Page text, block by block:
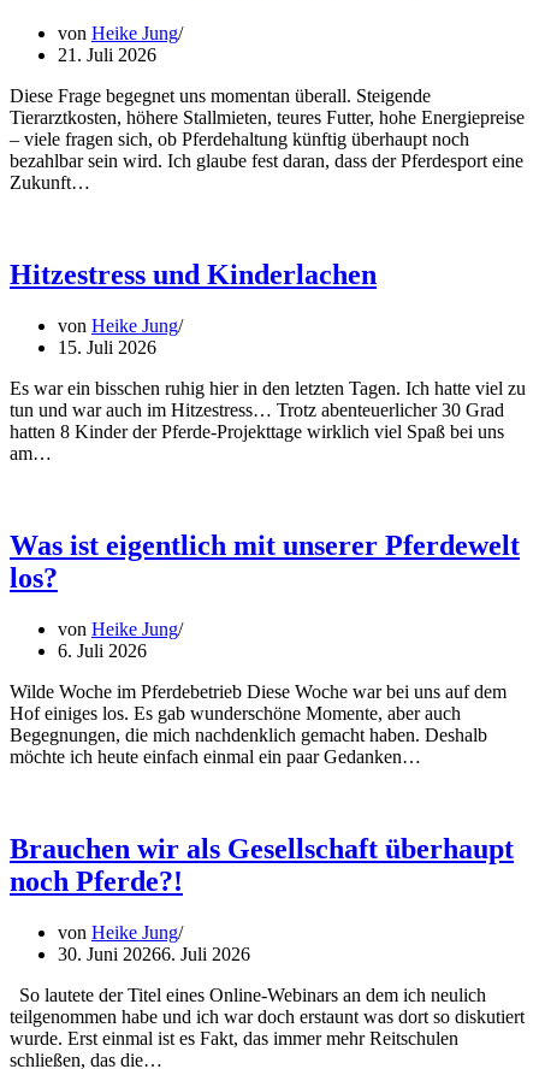
von Heike Jung
21. Juli 2026
Diese Frage begegnet uns momentan überall. Steigende
Tierarztkosten, höhere Stallmieten, teures Futter, hohe Energiepreise
– viele fragen sich, ob Pferdehaltung künftig überhaupt noch
bezahlbar sein wird. Ich glaube fest daran, dass der Pferdesport eine
Zukunft…
Hitzestress und Kinderlachen
von Heike Jung
15. Juli 2026
Es war ein bisschen ruhig hier in den letzten Tagen. Ich hatte viel zu
tun und war auch im Hitzestress… Trotz abenteuerlicher 30 Grad
hatten 8 Kinder der Pferde-Projekttage wirklich viel Spaß bei uns
am…
Was ist eigentlich mit unserer Pferdewelt
los?
von Heike Jung
6. Juli 2026
Wilde Woche im Pferdebetrieb Diese Woche war bei uns auf dem
Hof einiges los. Es gab wunderschöne Momente, aber auch
Begegnungen, die mich nachdenklich gemacht haben. Deshalb
möchte ich heute einfach einmal ein paar Gedanken…
Brauchen wir als Gesellschaft überhaupt
noch Pferde?!
von Heike Jung
30. Juni 20266. Juli 2026
So lautete der Titel eines Online-Webinars an dem ich neulich
teilgenommen habe und ich war doch erstaunt was dort so diskutiert
wurde. Erst einmal ist es Fakt, das immer mehr Reitschulen
schließen, das die…